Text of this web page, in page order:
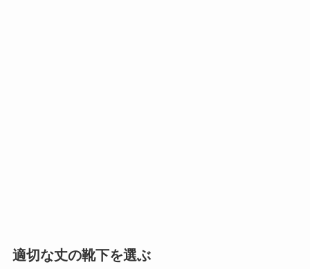
適切な丈の靴下を選ぶ